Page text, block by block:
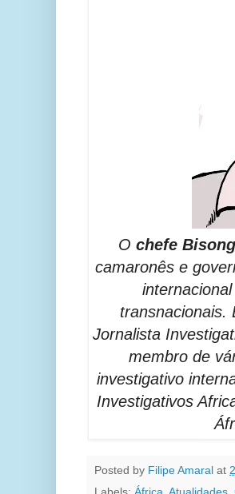
O chefe
camaronês e
transnacionais.
Jornalista
membro de
investigativo
Investigativos
Posted by Filipe Amaral at